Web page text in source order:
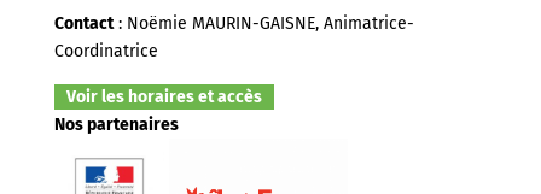
Contact: Noëmie MAURIN-GAISNE, Animatrice-
Coordinatrice
Voir les horaires et accès
Nos partenaires